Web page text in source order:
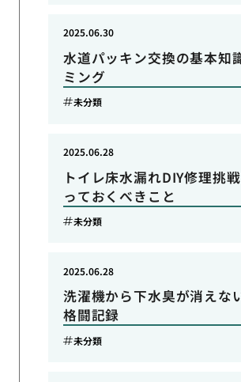
水道パッキン交換の基本知
ミング
2025.06.30
未分類
トイレ床水漏れDIY修理挑
っておくべきこと
2025.06.28
未分類
洗濯機から下水臭が消えな
格闘記録
2025.06.28
未分類